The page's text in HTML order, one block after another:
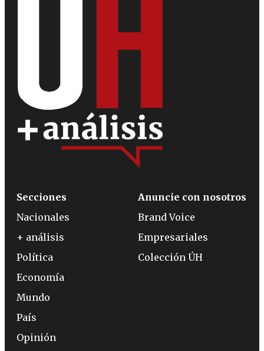
Secciones
Nacionales
+ análisis
Política
Economía
Mundo
País
Opinión
Anuncie con nosotros
Brand Voice
Empresariales
Colección ÚH